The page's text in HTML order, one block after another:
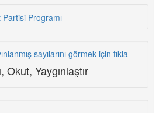
Okut, Yaygınlaştır